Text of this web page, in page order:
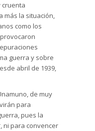
cruenta
más la situación,
como los
guerra y sobre
abril de 1939,
de muy
para
pues la
ni para convencer